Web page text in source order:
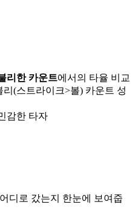
리한 카운트에서의 타율 비교
(스트라이크>볼) 카운트 성
감한 타자
디로 갔는지 한눈에 보여줍